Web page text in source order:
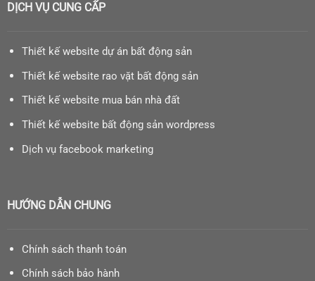
DỊCH VỤ CUNG CẤP
Thiết kế website dự án bất động sản
Thiết kế website rao vặt bất động sản
Thiết kế website mua bán nhà đất
Thiết kế website bất động sản wordpress
Dịch vụ facebook marketing
HƯỚNG DẪN CHUNG
Chính sách thanh toán
Chính sách bảo hành